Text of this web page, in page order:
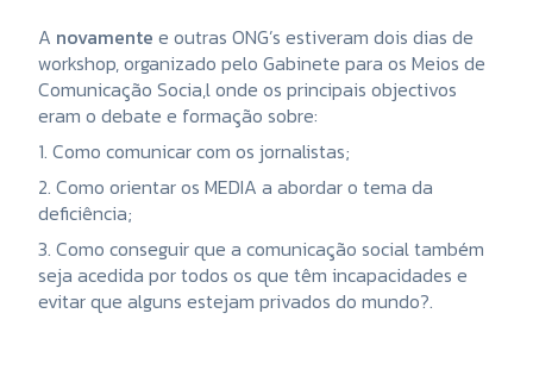
A novamente e outras ONG’s estiveram dois dias de
workshop, organizado pelo Gabinete para os Meios de
Comunicação Socia,l onde os principais objectivos
eram o debate e formação sobre:
1. Como comunicar com os jornalistas;
2. Como orientar os MEDIA a abordar o tema da
deficiência;
3. Como conseguir que a comunicação social também
seja acedida por todos os que têm incapacidades e
evitar que alguns estejam privados do mundo?.